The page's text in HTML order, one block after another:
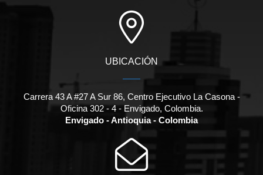
UBICACIÓN
Carrera 43 A #27 A Sur 86, Centro Ejecutivo La Casona -
Oficina 302 - 4 - Envigado, Colombia.
Envigado - Antioquia - Colombia